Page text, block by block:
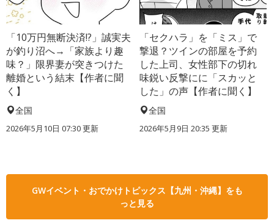
「10万円無断決済!?」誠実夫
が釣り沼へ→「家族より趣
味？」限界妻が突きつけた
離婚という結末【作者に聞
く】
全国
2026年5月10日 07:30 更新
「セクハラ」を「ミス」で
撃退？ツインの部屋を予約
した上司、女性部下の切れ
味鋭い反撃にに「スカッと
した」の声【作者に聞く】
全国
2026年5月9日 20:35 更新
GWイベント・おでかけトピックス【九州・沖縄】をも
っと見る